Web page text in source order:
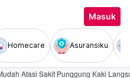
Masuk
Homecare Asuransiku
Atasi Sakit Punggung Kaki